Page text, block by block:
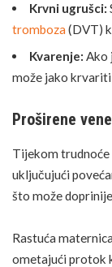
Krvni ugrušci:
tromboza(DVT)
Kvarenje: Ako
može jako krvariti
Proširene
Tijekom
uključujući
što može
Rastuća
ometajući protok